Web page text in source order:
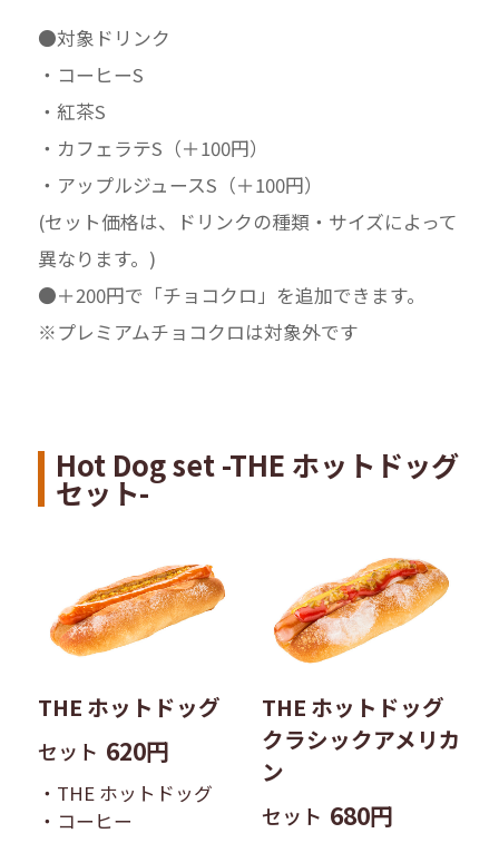
●対象ドリンク
・コーヒーS
・紅茶S
・カフェラテS（＋100円）
・アップルジュースS（＋100円）
(セット価格は、ドリンクの種類・サイズによって
異なります。)
●＋200円で「チョコクロ」を追加できます。
※プレミアムチョコクロは対象外です
Hot Dog set -THE ホットドッグ
セット-
THE ホットドッグ
セット 620円
・THE ホットドッグ
・コーヒー
THE ホットドッグ
クラシックアメリカ
ン
セット 680円